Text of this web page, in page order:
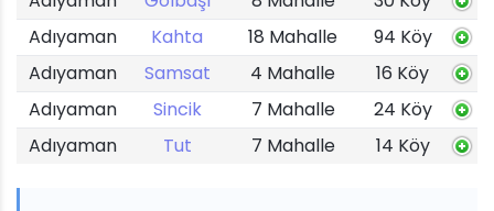
Adıyaman
Kahta 18 Mahalle
94 Köy
Adıyaman
Samsat 4 Mahalle
16 Köy
Adıyaman
Sincik 7 Mahalle
24 Köy
Adıyaman
Tut 7 Mahalle 14 Köy